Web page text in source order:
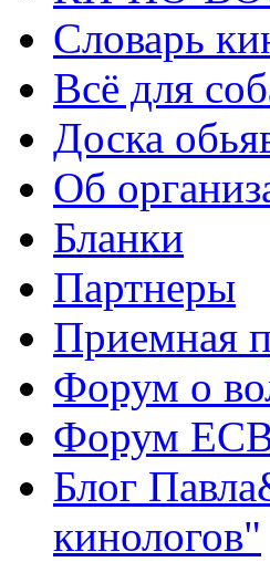
Словарь
Всё для
Доска
Об
Бланки
Партнеры
Приемная
Форум о
Форум
Блог
кинологов"